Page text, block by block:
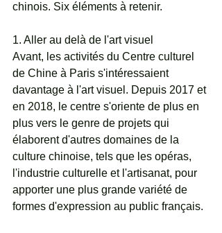
chinois. Six éléments à retenir.
1. Aller au delà de l'art visuel
Avant, les activités du Centre culturel
de Chine à Paris s'intéressaient
davantage à l'art visuel. Depuis 2017 et
en 2018, le centre s'oriente de plus en
plus vers le genre de projets qui
élaborent d'autres domaines de la
culture chinoise, tels que les opéras,
l'industrie culturelle et l'artisanat, pour
apporter une plus grande variété de
formes d'expression au public français.